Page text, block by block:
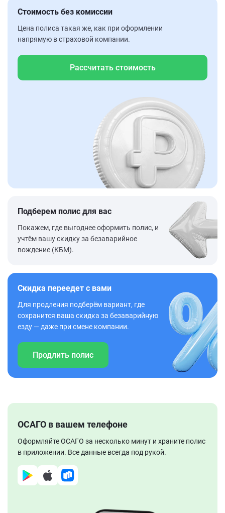
Стоимость без комиссии
Цена полиса такая же, как при оформлении
напрямую в страховой компании.
Рассчитать стоимость
Подберем полис для вас
Покажем, где выгоднее оформить полис, и
учтём вашу скидку за безаварийное
вождение (КБМ).
Скидка переедет с вами
Для продления подберём вариант, где
сохранится ваша скидка за безаварийную
езду — даже при смене компании.
Продлить полис
ОСАГО в вашем телефоне
Оформляйте ОСАГО за несколько минут и храните полис
в приложении. Все данные всегда под рукой.